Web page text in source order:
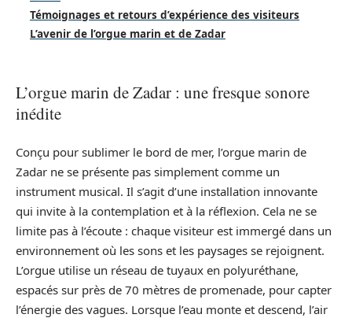
Témoignages et retours d’expérience des visiteurs
L’avenir de l’orgue marin et de Zadar
L’orgue marin de Zadar : une fresque sonore
inédite
Conçu pour sublimer le bord de mer, l’orgue marin de
Zadar ne se présente pas simplement comme un
instrument musical. Il s’agit d’une installation innovante
qui invite à la contemplation et à la réflexion. Cela ne se
limite pas à l’écoute : chaque visiteur est immergé dans un
environnement où les sons et les paysages se rejoignent.
L’orgue utilise un réseau de tuyaux en polyuréthane,
espacés sur près de 70 mètres de promenade, pour capter
l’énergie des vagues. Lorsque l’eau monte et descend, l’air